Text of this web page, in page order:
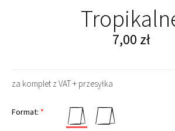
7,00 zł
za komplet z VAT + przesyłka
Format: *